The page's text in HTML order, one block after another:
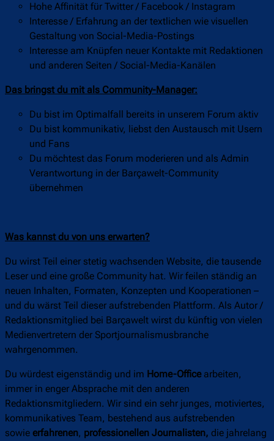
Hohe Affinität für Twitter / Facebook / Instagram
Interesse / Erfahrung an der textlichen wie visuellen
Gestaltung von Social-Media-Postings
Interesse am Knüpfen neuer Kontakte mit Redaktionen
und anderen Seiten / Social-Media-Kanälen
Das bringst du mit als Community-Manager:
Du bist im Optimalfall bereits in unserem Forum aktiv
Du bist kommunikativ, liebst den Austausch mit Usern
und Fans
Du möchtest das Forum moderieren und als Admin
Verantwortung in der Barçawelt-Community
übernehmen
Was kannst du von uns erwarten?
Du wirst Teil einer stetig wachsenden Website, die tausende
Leser und eine große Community hat. Wir feilen ständig an
neuen Inhalten, Formaten, Konzepten und Kooperationen –
und du wärst Teil dieser aufstrebenden Plattform. Als Autor /
Redaktionsmitglied bei Barçawelt wirst du künftig von vielen
Medienvertretern der Sportjournalismusbranche
wahrgenommen.
Du würdest eigenständig und im Home-Officearbeiten,
immer in enger Absprache mit den anderen
Redaktionsmitgliedern. Wir sind ein sehr junges, motiviertes,
kommunikatives Team, bestehend aus aufstrebenden
sowie erfahrenen, professionellen Journalisten, die jahrelang